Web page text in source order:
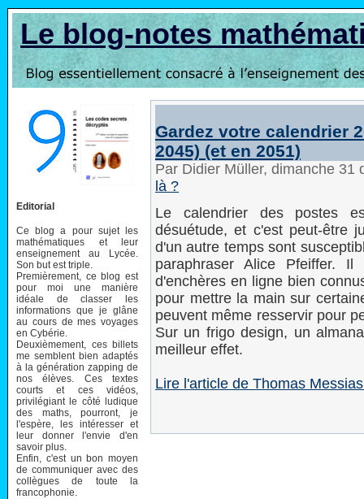
Le blog-notes
Editorial
Ce blog a pour sujet les
mathématiques et leur
enseignement au Lycée.
Son but est triple.
Premièrement, ce blog est
pour moi une manière
idéale de classer les
informations que je glâne
au cours de mes voyages
en Cybérie.
Deuxièmement, ces billets
me semblent bien adaptés
à la génération zapping de
nos élèves. Ces textes
courts et ces vidéos,
privilégiant le côté ludique
des maths, pourront, je
l'espère, les intéresser et
leur donner l'envie d'en
savoir plus.
Enfin, c'est un bon moyen
de communiquer avec des
collègues de toute la
francophonie.
Gardez votre calendrier
2045) (et en 2051)
Par Didier Müller, dimanche
là ?
Le calendrier des postes
désuétude, et c'est peut-être
d'un autre temps sont
paraphraser Alice Pfeiffer.
d'enchères en ligne bien
pour mettre la main sur
peuvent même resservir pour
Sur un frigo design, un
meilleur effet.
Lire l'article de Thomas